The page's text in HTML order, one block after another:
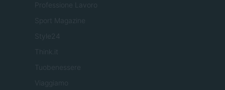
Professione Lavoro
Sport Magazine
Style24
Think.it
Tuobenessere
Viaggiamo